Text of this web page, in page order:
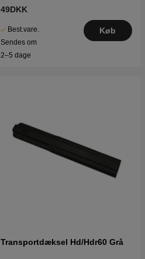
49DKK
Best.vare.
Sendes om
2–5 dage
Køb
Transportdæksel Hd/Hdr60 Grå